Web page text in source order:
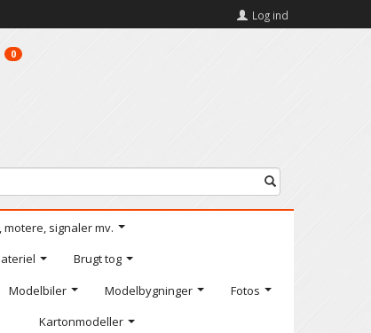
Log ind
0
motere, signaler mv.
Brugt tog
Modelbiler Modelbygninger
Fotos
Kartonmodeller